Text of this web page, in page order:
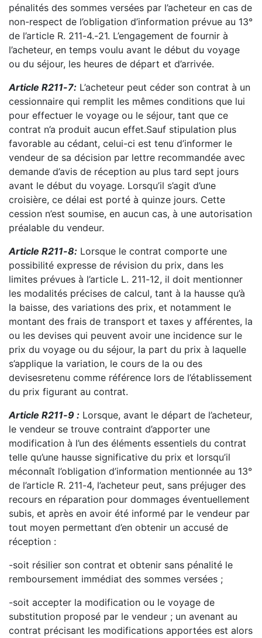
pénalités des sommes versées par l’acheteur en cas de
non-respect de l’obligation d’information prévue au 13°
de l’article R. 211-4.-21. L’engagement de fournir à
l’acheteur, en temps voulu avant le début du voyage
ou du séjour, les heures de départ et d’arrivée.
Article R211-7: L’acheteur peut céder son contrat à un
cessionnaire qui remplit les mêmes conditions que lui
pour effectuer le voyage ou le séjour, tant que ce
contrat n’a produit aucun effet.Sauf stipulation plus
favorable au cédant, celui-ci est tenu d’informer le
vendeur de sa décision par lettre recommandée avec
demande d’avis de réception au plus tard sept jours
avant le début du voyage. Lorsqu’il s’agit d’une
croisière, ce délai est porté à quinze jours. Cette
cession n’est soumise, en aucun cas, à une autorisation
préalable du vendeur.
Article R211-8: Lorsque le contrat comporte une
possibilité expresse de révision du prix, dans les
limites prévues à l’article L. 211-12, il doit mentionner
les modalités précises de calcul, tant à la hausse qu’à
la baisse, des variations des prix, et notamment le
montant des frais de transport et taxes y afférentes, la
ou les devises qui peuvent avoir une incidence sur le
prix du voyage ou du séjour, la part du prix à laquelle
s’applique la variation, le cours de la ou des
devisesretenu comme référence lors de l’établissement
du prix figurant au contrat.
Article R211-9 : Lorsque, avant le départ de l’acheteur,
le vendeur se trouve contraint d’apporter une
modification à l’un des éléments essentiels du contrat
telle qu’une hausse significative du prix et lorsqu’il
méconnaît l’obligation d’information mentionnée au 13°
de l’article R. 211-4, l’acheteur peut, sans préjuger des
recours en réparation pour dommages éventuellement
subis, et après en avoir été informé par le vendeur par
tout moyen permettant d’en obtenir un accusé de
réception :
-soit résilier son contrat et obtenir sans pénalité le
remboursement immédiat des sommes versées ;
-soit accepter la modification ou le voyage de
substitution proposé par le vendeur ; un avenant au
contrat précisant les modifications apportées est alors